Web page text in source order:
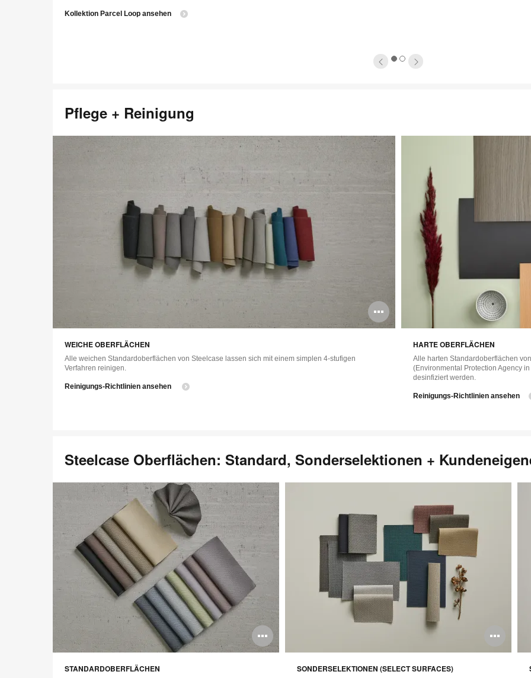
​Kollektion Parcel Loop ansehen
12
Pflege + Reinigung
Bildbeschreibung
öffnen
WEICHE OBERFLÄCHEN
Alle weichen Standardoberflächen von Steelcase lassen sich mit einem simplen 4-stufigen
Verfahren reinigen.
Reinigungs-Richtlinien ansehen
HARTE OBERFLÄCHEN
Alle harten Standardoberflächen
(Environmental Protection Agency
desinfiziert werden.
Reinigungs-Richtlinien ansehen
Steelcase Oberflächen: Standard, Sonderselektionen +
Bildbeschreibung
öffnen
STANDARDOBERFLÄCHEN SONDERSELEKTIONEN (SELECT SURFACES)